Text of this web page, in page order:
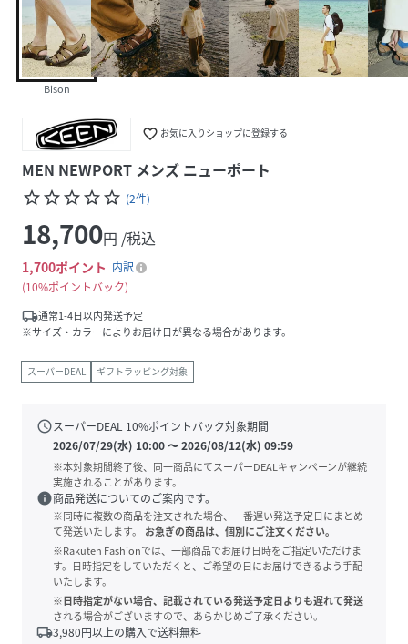
Bison
favorite_border お気に入りショップに登録する
MEN NEWPORT メンズ ニューポート
star_borderstar_borderstar_borderstar_borderstar_border (2件)
18,700円 /税込
1,700ポイント 内訳
10%ポイントバック
local_shipping通常1-4日以内発送予定
※サイズ・カラーによりお届け日が異なる場合があります。
スーパーDEAL ギフトラッピング対象
scheduleスーパーDEAL 10%ポイントバック対象期間
2026/07/29(水) 10:00〜2026/08/12(水) 09:59
※本対象期間終了後、同一商品にてスーパーDEALキャンペーンが継続
実施されることがあります。
info商品発送についてのご案内です。
※同時に複数の商品を注文された場合、一番遅い発送予定日にまとめ
て発送いたします。
お急ぎの商品は、個別にご注文ください。
※Rakuten Fashionでは、一部商品でお届け日時をご指定いただけま
す。日時指定をしていただくと、ご希望の日にお届けできるよう手配
いたします。
※日時指定がない場合、記載されている発送予定日よりも遅れて発送
される場合がございますので、あらかじめご了承ください。
local_shipping3,980円以上の購入で送料無料